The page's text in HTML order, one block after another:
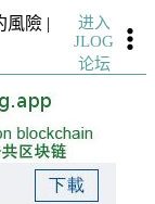
風險 |
进入
JLOG
论坛